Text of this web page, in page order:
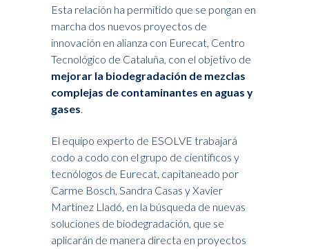
Esta relación ha permitido que se pongan en
marcha dos nuevos proyectos de
innovación en alianza con Eurecat, Centro
Tecnológico de Cataluña, con el objetivo de
mejorar la biodegradación de mezclas
complejas de contaminantes en aguas y
gases.
El equipo experto de ESOLVE trabajará
codo a codo con el grupo de científicos y
tecnólogos de Eurecat, capitaneado por
Carme Bosch, Sandra Casas y Xavier
Martínez Lladó, en la búsqueda de nuevas
soluciones de biodegradación, que se
aplicarán de manera directa en proyectos